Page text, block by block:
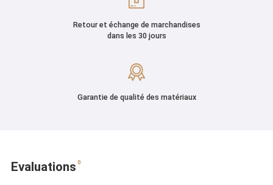
Retour et échange de marchandises
dans les 30 jours
Garantie de qualité des matériaux
Evaluations 0